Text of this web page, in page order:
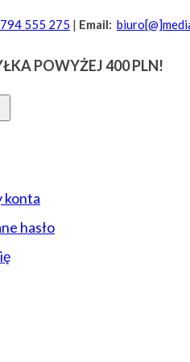
794 555 275 | Email:
POWYŻEJ 400 PLN!
konta
hasło